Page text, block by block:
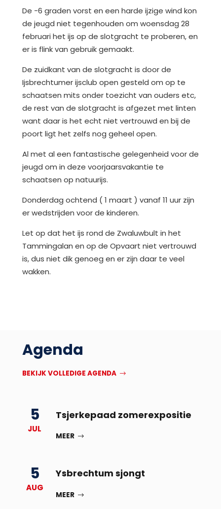
De -6 graden vorst en een harde ijzige wind kon
de jeugd niet tegenhouden om woensdag 28
februari het ijs op de slotgracht te proberen, en
er is flink van gebruik gemaakt.
De zuidkant van de slotgracht is door de
Ijsbrechtumer ijsclub open gesteld om op te
schaatsen mits onder toezicht van ouders etc,
de rest van de slotgracht is afgezet met linten
want daar is het echt niet vertrouwd en bij de
poort ligt het zelfs nog geheel open.
Al met al een fantastische gelegenheid voor de
jeugd om in deze voorjaarsvakantie te
schaatsen op natuurijs.
Donderdag ochtend ( 1 maart ) vanaf 11 uur zijn
er wedstrijden voor de kinderen.
Let op dat het ijs rond de Zwaluwbult in het
Tammingalan en op de Opvaart niet vertrouwd
is, dus niet dik genoeg en er zijn daar te veel
wakken.
Agenda
BEKIJK VOLLEDIGE AGENDA
5
JUL
Tsjerkepaad zomerexpositie
MEER
5
AUG
Ysbrechtum sjongt
MEER